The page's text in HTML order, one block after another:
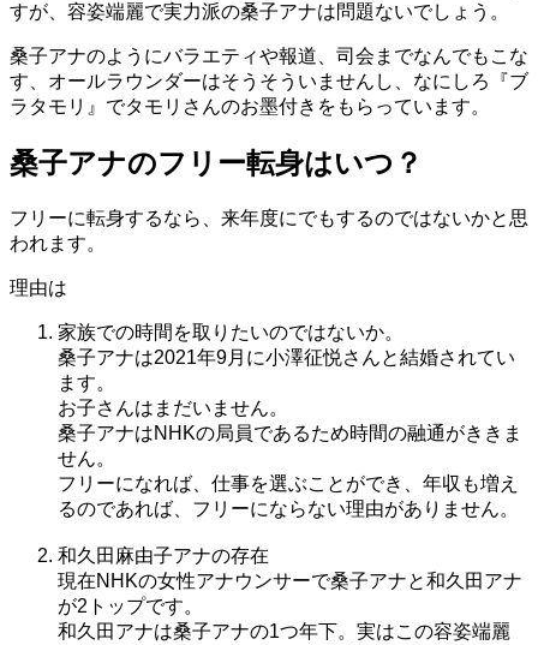
すが、容姿端麗で実力派の桑子アナは問題ないでしょう。
桑子アナのようにバラエティや報道、司会までなんでもこな
す、オールラウンダーはそうそういませんし、なにしろ『ブ
ラタモリ』でタモリさんのお墨付きをもらっています。
桑子アナのフリー転身はいつ？
フリーに転身するなら、来年度にでもするのではないかと思
われます。
理由は
家族での時間を取りたいのではないか。
桑子アナは2021年9月に小澤征悦さんと結婚されてい
ます。
お子さんはまだいません。
桑子アナはNHKの局員であるため時間の融通がききま
せん。
フリーになれば、仕事を選ぶことができ、年収も増え
るのであれば、フリーにならない理由がありません。
和久田麻由子アナの存在
現在NHKの女性アナウンサーで桑子アナと和久田アナ
が2トップです。
和久田アナは桑子アナの1つ年下。実はこの容姿端麗